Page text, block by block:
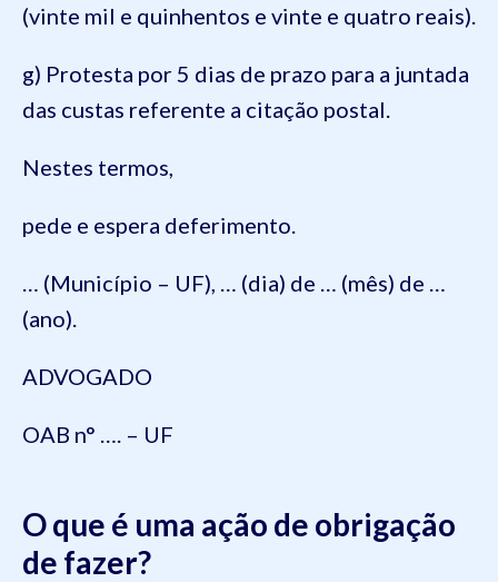
(vinte mil e quinhentos e vinte e quatro reais).
g) Protesta por 5 dias de prazo para a juntada
das custas referente a citação postal.
Nestes termos,
pede e espera deferimento.
… (Município – UF), … (dia) de … (mês) de …
(ano).
ADVOGADO
OAB n° …. – UF
O que é uma ação de obrigação
de fazer?